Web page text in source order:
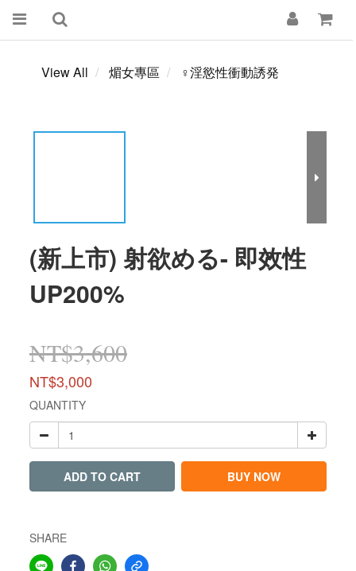
View All 煝女專區 ♀淫慾性衝動誘発
(新上市) 射欲める- 即效性
UP200%
NT$3,600
NT$3,000
QUANTITY
ADD TO CART BUY NOW
SHARE